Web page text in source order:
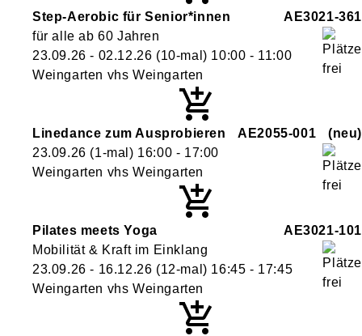
Step-Aerobic für Senior*innen
AE3021-361
für alle ab 60 Jahren
23.09.26 - 02.12.26 (10-mal) 10:00 - 11:00
Weingarten vhs Weingarten
Linedance zum Ausprobieren AE2055-001
neu
23.09.26 (1-mal) 16:00 - 17:00
Weingarten vhs Weingarten
Pilates meets Yoga
AE3021-101
Mobilität & Kraft im Einklang
23.09.26 - 16.12.26 (12-mal) 16:45 - 17:45
Weingarten vhs Weingarten